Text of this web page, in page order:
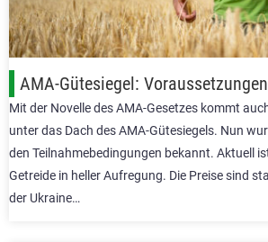
AMA-Gütesiegel:
Mit der Novelle des AMA-Gesetzes kommt
unter das Dach des AMA-Gütesiegels. Nun
den Teilnahmebedingungen bekannt. Aktuell
Getreide in heller Aufregung. Die Preise sind
der Ukraine…